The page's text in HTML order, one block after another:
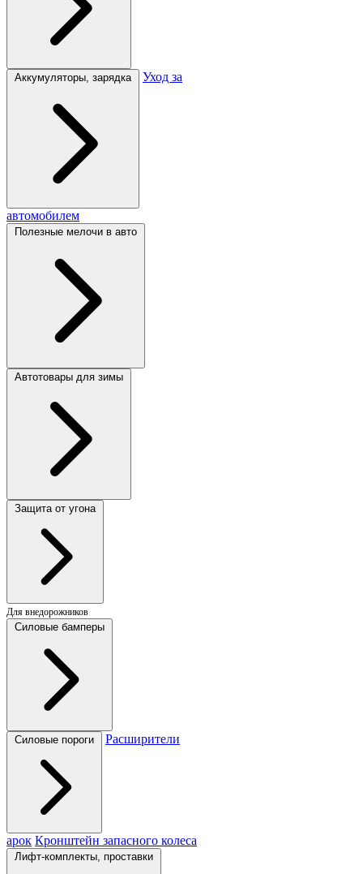
Аккумуляторы, зарядка Уход за
автомобилем
Полезные мелочи в авто
Автотовары для зимы
Защита от угона
Для внедорожников
Силовые бамперы
Силовые пороги Расширители
арок Кронштейн запасного колеса
Лифт-комплекты, проставки